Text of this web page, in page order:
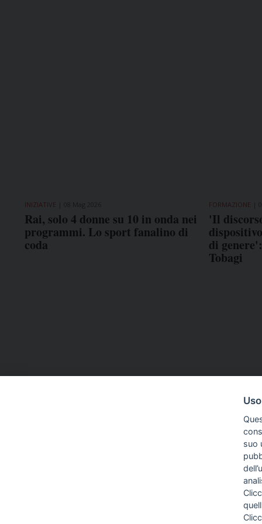
INIZIATIVE
Rai, solo 4 donne su 10 in onda nei
programmi. Lo sport fanalino di
coda
FORMAZIONE
'Il
di
Tobagi
suo